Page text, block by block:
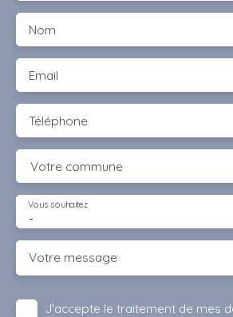
Nom
Email
Téléphone
Votre commune
-
Vous souhaitez
Votre message
J'accepte le traitement de mes